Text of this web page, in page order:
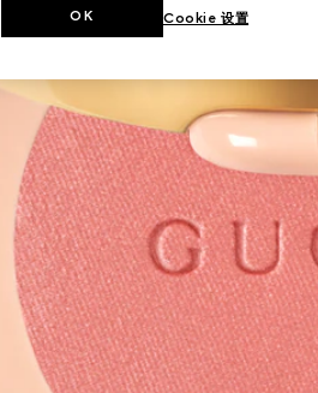
Cookie 设置
OK